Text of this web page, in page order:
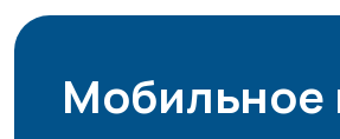
Мобильное